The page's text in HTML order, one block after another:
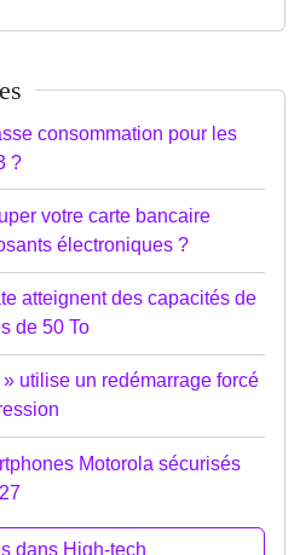
consommation pour les
?
votre carte bancaire
électroniques ?
atteignent des capacités de
de 50 To
utilise un redémarrage forcé
Motorola sécurisés
dans High-tech